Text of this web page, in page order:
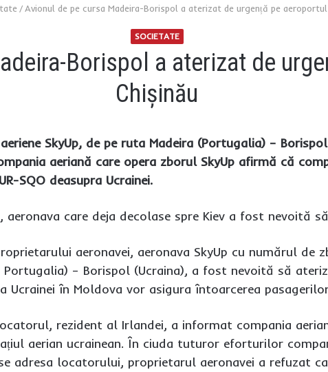
/ Avionul de pe cursa Madeira-Borispol a aterizat de urgență pe aeroportul
SOCIETATE
Borispol a aterizat de
Chișinău
SkyUp, de pe ruta Madeira (Portugalia) –
aeriană care opera zborul SkyUp afirmă că
SQO deasupra Ucrainei.
, aeronava care deja decolase spre Kiev a fost nevoită
aeronavei, aeronava SkyUp cu numărul de
– Borispol (Ucraina), a fost nevoită să
Ucrainei în Moldova vor asigura întoarcerea
rezident al Irlandei, a informat compania
aerian ucrainean. În ciuda tuturor eforturilor
adresa locatorului, proprietarul aeronavei a refuzat